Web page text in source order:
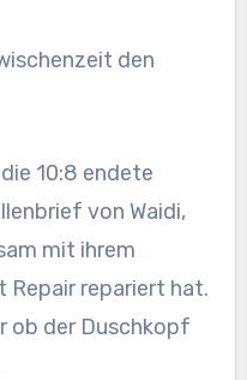
den
10:8 endete
von Waidi,
mit ihrem
repariert hat.
ob der Duschkopf